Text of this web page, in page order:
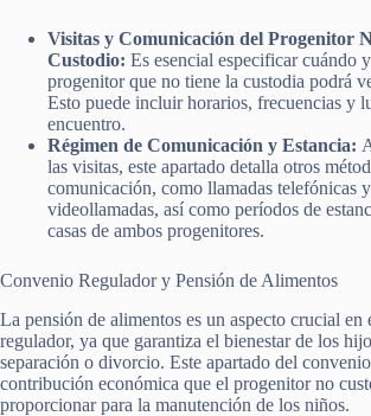
Visitas y Comunicación del Progenitor
Custodio: Es esencial especificar cuándo
progenitor que no tiene la custodia podrá
Esto puede incluir horarios, frecuencias y
encuentro.
Régimen de Comunicación y Estancia:
las visitas, este apartado detalla otros
comunicación, como llamadas telefónicas y
videollamadas, así como períodos de
casas de ambos progenitores.
Convenio Regulador y Pensión de Alimentos
La pensión de alimentos es un aspecto crucial en
regulador, ya que garantiza el bienestar de los
separación o divorcio. Este apartado del
contribución económica que el progenitor no
proporcionar para la manutención de los niños.